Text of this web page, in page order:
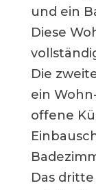
und ein
Diese
Die
ein
offene
Das